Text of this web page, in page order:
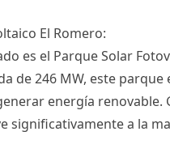
El Romero:
es el Parque Solar
de 246 MW, este
energía
significativamente a la